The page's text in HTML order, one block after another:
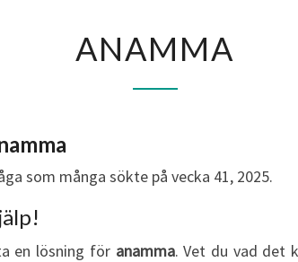
ANAMMA
som många sökte på vecka 41, 2025.
en lösning för anamma. Vet du vad det